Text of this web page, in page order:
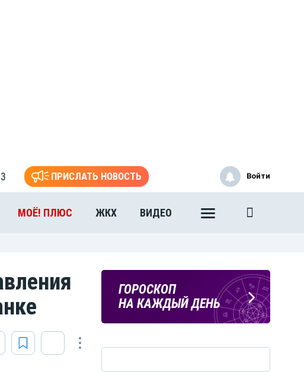
ПРИСЛАТЬ НОВОСТЬ
МОЁ! ПЛЮС ЖКХ ВИДЕО
Войти
ГОРОСКОП
НА КАЖДЫЙ ДЕНЬ
ПОГОДА
В БЕЛГОРОДЕ
Подпишись
на тг-канал
«МОЁ! Белгород»